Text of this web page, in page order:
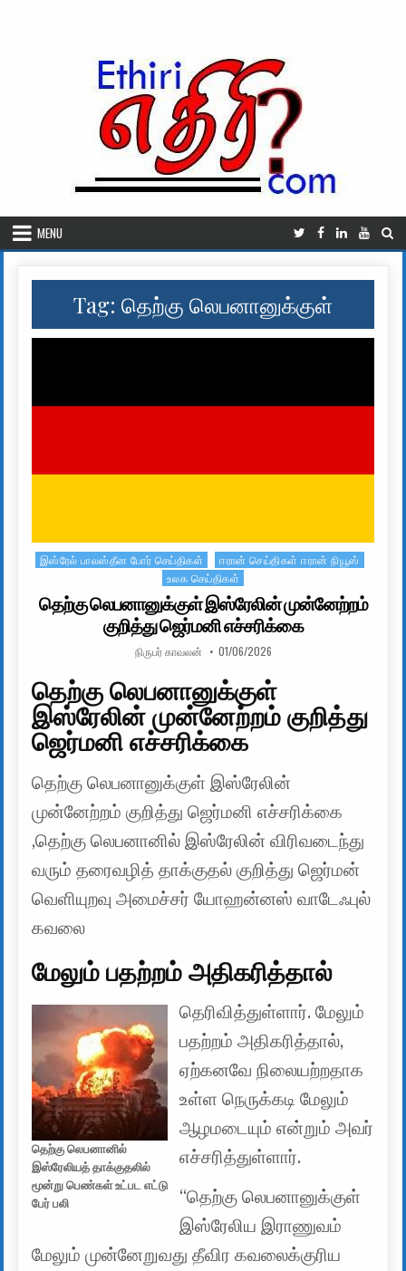
MENU
Tag: தெற்கு லெபனானுக்குள்
Posted in
இஸ்ரேல் பாலஸ்தீன போர் செய்திகள்
ஈரான் செய்திகள் ஈரான் நியூஸ்
உலக செய்திகள்
தெற்கு லெபனானுக்குள் இஸ்ரேலின் முன்னேற்றம்
குறித்து ஜெர்மனி எச்சரிக்கை
AUTHOR:
நிருபர் காவலன் PUBLISHED DATE:
01/06/2026
தெற்கு லெபனானுக்குள்
இஸ்ரேலின் முன்னேற்றம் குறித்து
ஜெர்மனி எச்சரிக்கை
தெற்கு லெபனானுக்குள் இஸ்ரேலின்
முன்னேற்றம் குறித்து ஜெர்மனி எச்சரிக்கை
,தெற்கு லெபனானில் இஸ்ரேலின் விரிவடைந்து
வரும் தரைவழித் தாக்குதல் குறித்து ஜெர்மன்
வெளியுறவு அமைச்சர் யோஹன்னஸ் வாடேஃபுல்
கவலை
மேலும் பதற்றம் அதிகரித்தால்
தெற்கு லெபனானில்
இஸ்ரேலியத் தாக்குதலில்
மூன்று பெண்கள் உட்பட எட்டு
பேர் பலி
தெரிவித்துள்ளார். மேலும்
பதற்றம் அதிகரித்தால்,
ஏற்கனவே நிலையற்றதாக
உள்ள நெருக்கடி மேலும்
ஆழமடையும் என்றும் அவர்
எச்சரித்துள்ளார்.
“தெற்கு லெபனானுக்குள்
இஸ்ரேலிய இராணுவம்
மேலும் முன்னேறுவது தீவிர கவலைக்குரிய